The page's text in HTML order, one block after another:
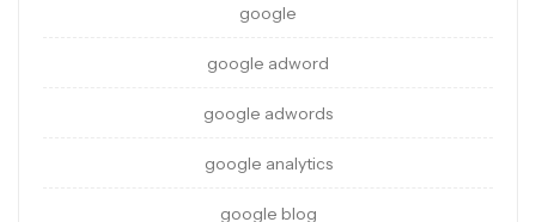
google
google adword
google adwords
google analytics
google blog